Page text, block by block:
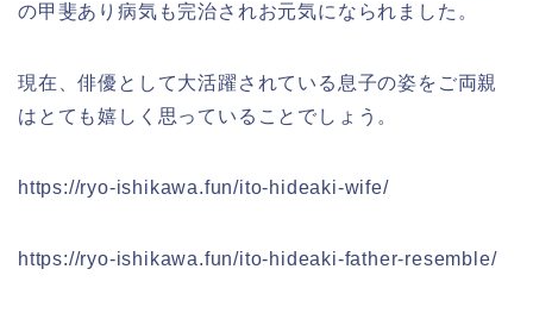
の甲斐あり病気も完治されお元気になられました。
現在、俳優として大活躍されている息子の姿をご両親
はとても嬉しく思っていることでしょう。
https://ryo-ishikawa.fun/ito-hideaki-wife/
https://ryo-ishikawa.fun/ito-hideaki-father-resemble/